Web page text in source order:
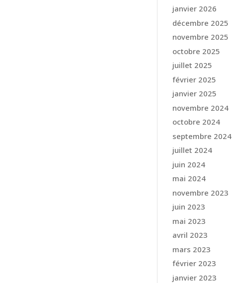
janvier 2026
décembre 2025
novembre 2025
octobre 2025
juillet 2025
février 2025
janvier 2025
novembre 2024
octobre 2024
septembre 2024
juillet 2024
juin 2024
mai 2024
novembre 2023
juin 2023
mai 2023
avril 2023
mars 2023
février 2023
janvier 2023